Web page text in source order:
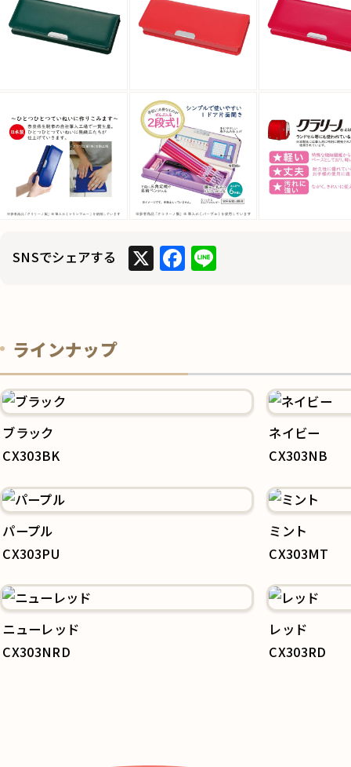
SNSでシェアする X F
a
o
o
ラインナップ
ブラック
CX303BK
ネイビー
CX303NB
パープル
CX303PU
ミント
CX303MT
ニューレッド
CX303NRD
レッド
CX303RD